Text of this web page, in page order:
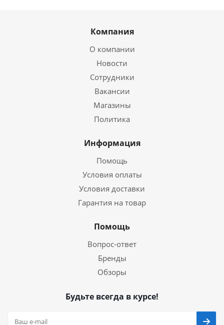
Компания
О компании
Новости
Сотрудники
Вакансии
Магазины
Политика
Информация
Помощь
Условия оплаты
Условия доставки
Гарантия на товар
Помощь
Вопрос-ответ
Бренды
Обзоры
Будьте всегда в курсе!